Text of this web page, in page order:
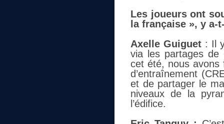
Les joueurs ont
la française », y
Axelle Guiguet : Il
via les partages de
cet été, nous avons
d’entraînement
et de partager le
niveaux de la
l’édifice.